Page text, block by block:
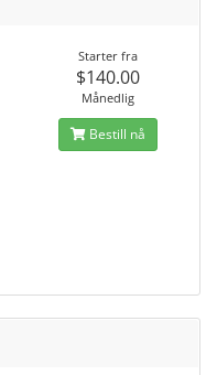
Starter fra
$140.00
Månedlig
Bestill nå